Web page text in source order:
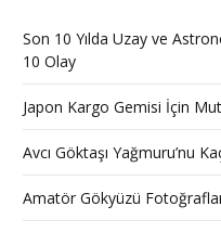
Son 10 Yılda Uzay ve
10 Olay
Japon Kargo Gemisi İçin
Avcı Göktaşı Yağmuru’nu
Amatör Gökyüzü